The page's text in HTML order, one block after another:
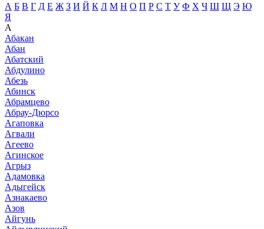
А Б В Г Д Е Ж З И Й К Л М Н О П Р С Т У Ф Х Ч Ш Щ Э Ю
Я
А
Абакан
Абан
Абатский
Абдулино
Абезь
Абинск
Абрамцево
Абрау-Дюрсо
Агаповка
Агвали
Агеево
Агинское
Агрыз
Адамовка
Адыгейск
Азнакаево
Азов
Айгунь